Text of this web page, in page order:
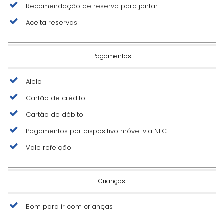
Recomendação de reserva para jantar
Aceita reservas
Pagamentos
Alelo
Cartão de crédito
Cartão de débito
Pagamentos por dispositivo móvel via NFC
Vale refeição
Crianças
Bom para ir com crianças